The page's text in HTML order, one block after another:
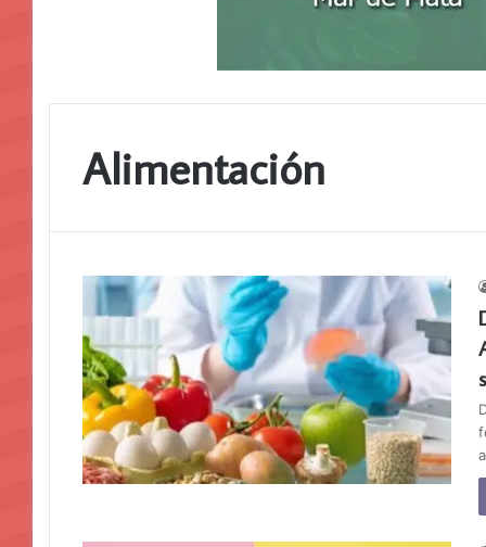
Alimentación